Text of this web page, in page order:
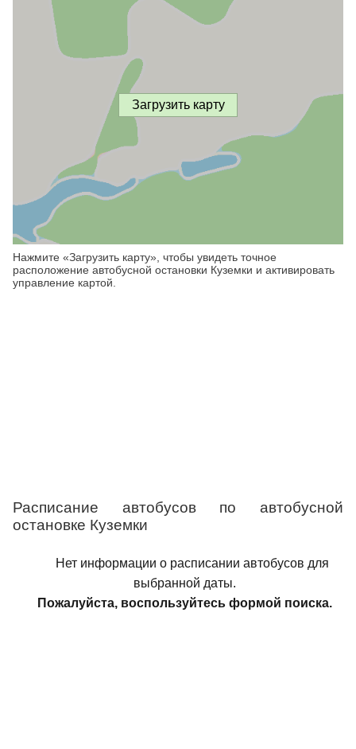
Загрузить карту
Нажмите «Загрузить карту», чтобы увидеть точное
расположение автобусной остановки Куземки и активировать
управление картой.
Расписание автобусов по автобусной
остановке Куземки
Нет информации о расписании автобусов для
выбранной даты.
Пожалуйста, воспользуйтесь формой поиска.